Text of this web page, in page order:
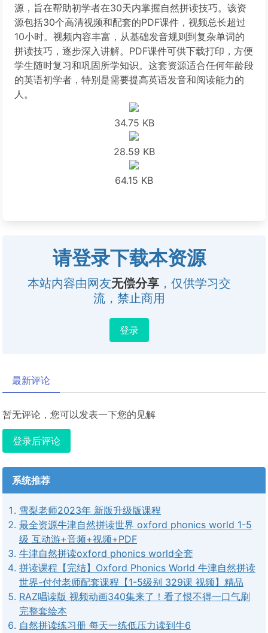
源，旨在帮助初学者在30天内掌握自然拼读技巧。该资
源包括30个高清视频和配套的PDF课件，视频总长超过
10小时。视频内容丰富，从基础发音规则到复杂单词的
拼读技巧，逐步深入讲解。PDF课件可供下载打印，方便
学生随时复习和巩固所学知识。这套资源适合任何年龄段
的英语初学者，特别是需要提高英语发音和阅读能力的
人。
34.75 KB
28.59 KB
64.15 KB
请登录下载本资源
本站内容由网友无偿分享 ，仅供学习交
流，禁止商用
登录
最新评论
暂无评论，您可以发表一下您的见解
登录后评论
系统推荐
雪梨老师2023年 新版升级版课程
最全资源牛津自然拼读世界 oxford phonics world 1-5
级 互动游+音频+视频+PDF
牛津自然拼读oxford phonics world全套
拼读课程【完结】Oxford Phonics World 牛津自然拼读
世界-付付老师配套课程【1-5级别 329课 视频】精品
RAZ唱读版 视频动画340集来了！看了恨不得一口气刷
完整套绘本
自然拼读练习册 每天一练低压力读到牛6